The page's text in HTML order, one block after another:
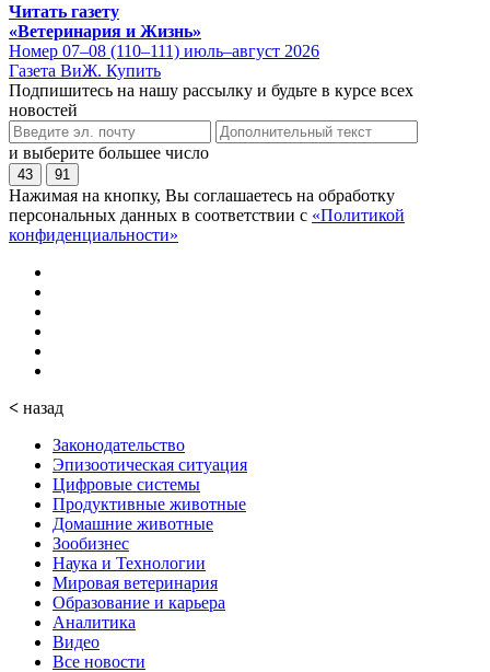
Читать газету
«Ветеринария и Жизнь»
Номер 07–08 (110–111) июль–август 2026
Газета ВиЖ. Купить
Подпишитесь на нашу рассылку и будьте в курсе всех
новостей
и выберите большее число
43 91
Нажимая на кнопку, Вы соглашаетесь на обработку
персональных данных в соответствии с «Политикой
конфиденциальности»
< назад
Законодательство
Эпизоотическая ситуация
Цифровые системы
Продуктивные животные
Домашние животные
Зообизнес
Наука и Технологии
Мировая ветеринария
Образование и карьера
Аналитика
Видео
Все новости